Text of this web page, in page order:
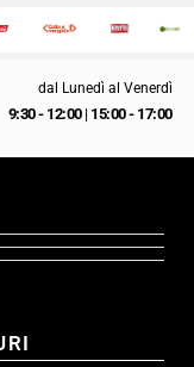
dal Lunedì al Venerdì
9:30 - 12:00| 15:00 - 17:00